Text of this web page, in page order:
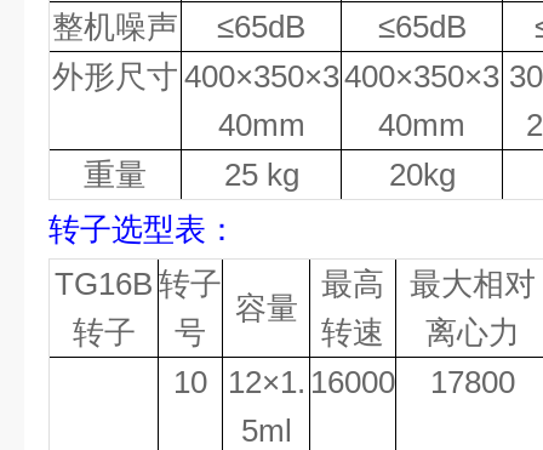
整机噪声
≤65dB ≤65dB
外形尺寸 400×350×3
40mm
400×350×3
40mm
重量
25 kg
20kg
转子选型表：
TG16B
转子
转子
号
容量
最高
转速
最大相对
离心力
10
12×1.
5ml
16000 17800